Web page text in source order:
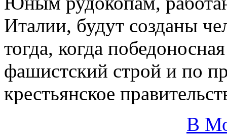
Италии, будут созданы
тогда, когда
фашистский строй и по
крестьянское
В